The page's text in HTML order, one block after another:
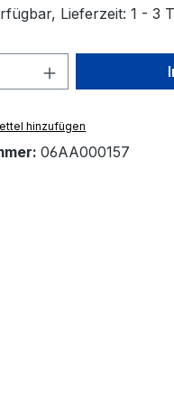
Lieferzeit: 1 - 3
Anzahl: Gib
hinzufügen
06AA000157